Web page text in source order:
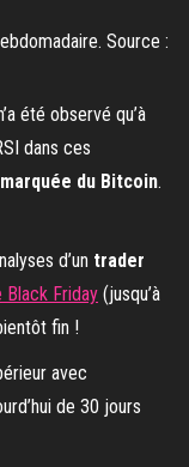
Source :
été observé qu’à
dans ces
du Bitcoin.
d’un trader
Friday (jusqu’à
fin !
avec
de 30 jours